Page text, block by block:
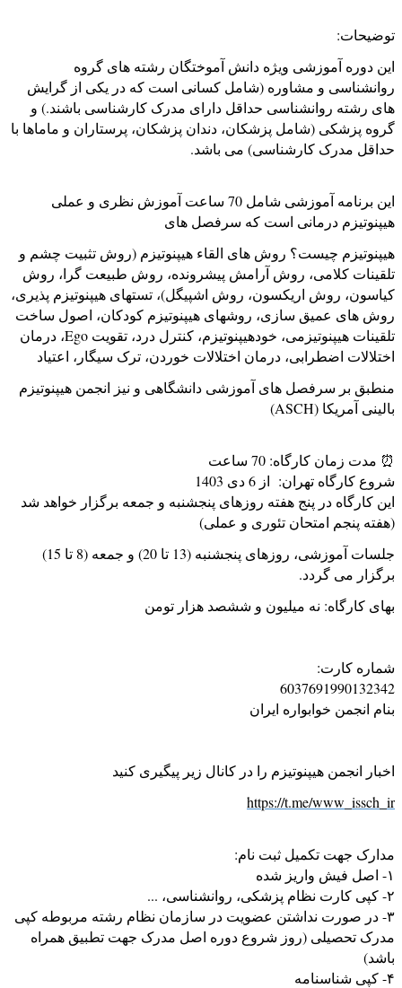
توضیحات:
این دوره آموزشی ویژه دانش آموختگان رشته های گروه
روانشناسی و مشاوره (شامل کسانی است که در یکی از گرایش
های رشته روانشناسی حداقل دارای مدرک کارشناسی باشند.) و
گروه پزشکی (شامل پزشکان، دندان پزشکان، پرستاران و ماماها با
حداقل مدرک کارشناسی) می باشد.
این برنامه آموزشی شامل 70 ساعت آموزش نظری و عملی
هیپنوتیزم درمانی است که سرفصل های
هیپنوتیزم چیست؟ روش های القاء هیپنوتیزم (روش تثبیت چشم و
تلقینات کلامی، روش آرامش پیشرونده، روش طبیعت گرا، روش
کیاسون، روش اریکسون، روش اشپیگل)، تستهای هیپنوتیزم پذیری،
روش های عمیق سازی، روشهای هیپنوتیزم کودکان، اصول ساخت
تلقينات هیپنوتیزمی، خودهیپنوتیزم، کنترل درد، تقویت Ego، درمان
اختلالات اضطرابی، درمان اختلالات خوردن، ترک سیگار، اعتیاد
منطبق بر سرفصل های آموزشی دانشگاهی و نیز انجمن هیپنوتیزم
بالینی آمریکا (ASCH)
⏰ مدت زمان کارگاه: 70 ساعت
شروع کارگاه تهران: از 6 دی 1403
این کارگاه در پنج هفته روزهای پنجشنبه و جمعه برگزار خواهد شد
(هفته پنجم امتحان تئوری و عملی)
جلسات آموزشی، روزهای پنجشنبه (13 تا 20) و جمعه (8 تا 15)
برگزار می گردد.
بهای کارگاه: نه میلیون و ششصد هزار تومن
شماره کارت:
6037691990132342
بنام انجمن خوابواره ایران
اخبار انجمن هیپنوتیزم را در کانال زیر پیگیری کنید
https://t.me/www_issch_ir
مدارک جهت تکمیل ثبت نام:
۱- اصل فیش واریز شده
۲- کپی کارت نظام پزشکی، روانشناسی، ...
۳- در صورت نداشتن عضویت در سازمان نظام رشته مربوطه کپی
مدرک تحصیلی (روز شروع دوره اصل مدرک جهت تطبیق همراه
باشد)
۴- کپی شناسنامه